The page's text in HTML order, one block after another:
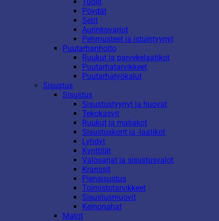
Pöydät
Setit
Aurinkovarjot
Pehmusteet ja istuintyynyt
Puutarhanhoito
Ruukut ja parvekelaatikot
Puutarhatarvikkeet
Puutarhatyökalut
Sisustus
Sisustus
Sisustustyynyt ja huovat
Tekokasvit
Ruukut ja maljakot
Sisustuskorit ja -laatikot
Lyhdyt
Kynttilät
Valosarjat ja sisustusvalot
Kranssit
Piensisustus
Toimistotarvikkeet
Sisustusmuovit
Keinonahat
Matot